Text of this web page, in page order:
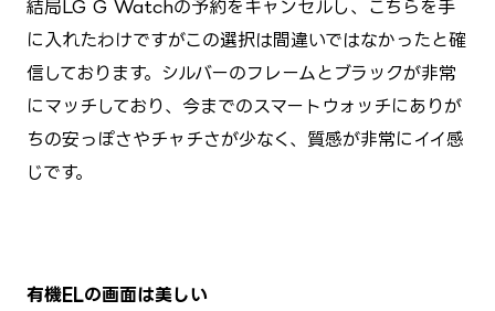
結局LG G Watchの予約をキャンセルし、こちらを手
に入れたわけですがこの選択は間違いではなかったと確
信しております。シルバーのフレームとブラックが非常
にマッチしており、今までのスマートウォッチにありが
ちの安っぽさやチャチさが少なく、質感が非常にイイ感
じです。
有機ELの画面は美しい